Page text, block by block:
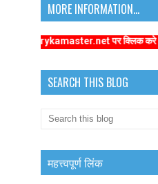
MORE INFORMATION...
पर क्लिक करे
SEARCH THIS BLOG
महत्त्वपूर्ण लिंक